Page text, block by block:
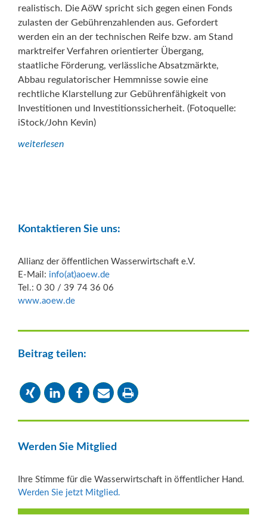
realistisch. Die AöW spricht sich gegen einen Fonds
zulasten der Gebührenzahlenden aus. Gefordert
werden ein an der technischen Reife bzw. am Stand
marktreifer Verfahren orientierter Übergang,
staatliche Förderung, verlässliche Absatzmärkte,
Abbau regulatorischer Hemmnisse sowie eine
rechtliche Klarstellung zur Gebührenfähigkeit von
Investitionen und Investitionssicherheit. (Fotoquelle:
iStock/John Kevin)
weiterlesen
Kontaktieren Sie uns:
Allianz der öffentlichen Wasserwirtschaft e.V.
E-Mail: info(at)aoew.de
Tel.: 0 30 / 39 74 36 06
www.aoew.de
Beitrag teilen:
Werden Sie Mitglied
Ihre Stimme für die Wasserwirtschaft in öffentlicher Hand.
Werden Sie jetzt Mitglied.